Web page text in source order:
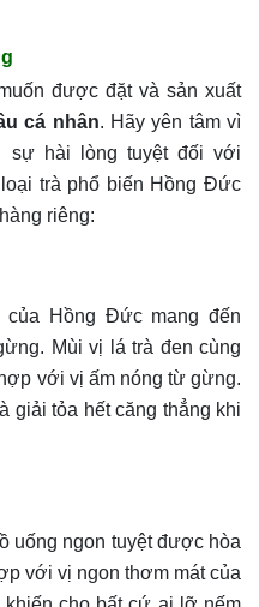
được đặt và sản xuất
cá nhân. Hãy yên tâm vì
sự hài lòng tuyệt đối với
trà phổ biến Hồng Đức
riêng:
Hồng Đức mang đến
Mùi vị lá trà đen cùng
với vị ấm nóng từ gừng.
giải tỏa hết căng thẳng khi
uống ngon tuyệt được hòa
với vị ngon thơm mát của